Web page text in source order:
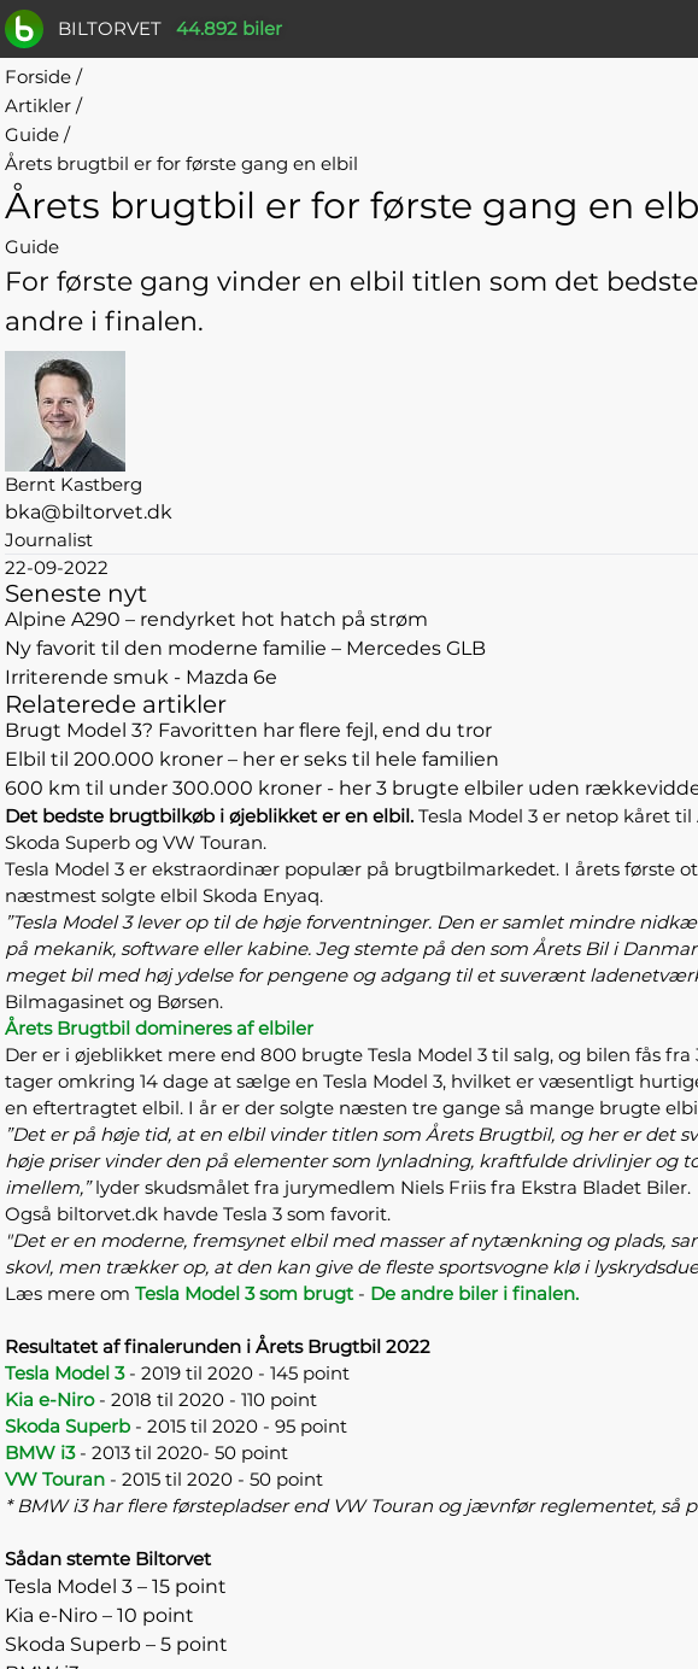
BILTORVET 44.892 biler
Forside /
Artikler /
Guide /
Årets brugtbil er for første gang en elbil
Årets brugtbil er for første gang en
Guide
For første gang vinder en elbil titlen som det
andre i finalen.
Bernt Kastberg
bka@biltorvet.dk
Journalist
22-09-2022
Seneste nyt
Alpine A290 – rendyrket hot hatch på strøm
Ny favorit til den moderne familie – Mercedes GLB
Irriterende smuk - Mazda 6e
Relaterede artikler
Brugt Model 3? Favoritten har flere fejl, end du tror
Elbil til 200.000 kroner – her er seks til hele familien
600 km til under 300.000 kroner - her 3 brugte elbiler uden
Det bedste brugtbilkøb i øjeblikket er en elbil. Tesla Model 3 er netop kåret
Skoda Superb og VW Touran.
Tesla Model 3 er ekstraordinær populær på brugtbilmarkedet. I årets første
næstmest solgte elbil Skoda Enyaq.
”Tesla Model 3 lever op til de høje forventninger. Den er samlet mindre
på mekanik, software eller kabine. Jeg stemte på den som Årets Bil i
meget bil med høj ydelse for pengene og adgang til et suverænt
Bilmagasinet og Børsen.
Årets Brugtbil domineres af elbiler
Der er i øjeblikket mere end 800 brugte Tesla Model 3 til salg, og bilen fås
tager omkring 14 dage at sælge en Tesla Model 3, hvilket er væsentligt
en eftertragtet elbil. I år er der solgte næsten tre gange så mange brugte
”Det er på høje tid, at en elbil vinder titlen som Årets Brugtbil, og her er
høje priser vinder den på elementer som lynladning, kraftfulde drivlinjer
imellem,”lyder skudsmålet fra jurymedlem Niels Friis fra Ekstra Bladet Biler.
Også biltorvet.dk havde Tesla 3 som favorit.
"Det er en moderne, fremsynet elbil med masser af nytænkning og plads,
skovl, men trækker op, at den kan give de fleste sportsvogne klø i
Læs mere om Tesla Model 3 som brugt- De andre biler i finalen.
Resultatet af finalerunden i Årets Brugtbil 2022
Tesla Model 3- 2019 til 2020 - 145 point
Kia e-Niro- 2018 til 2020 - 110 point
Skoda Superb - 2015 til 2020 - 95 point
BMW i3- 2013 til 2020- 50 point
VW Touran - 2015 til 2020 - 50 point
* BMW i3 har flere førstepladser end VW Touran og jævnfør reglementet, så
Sådan stemte Biltorvet
Tesla Model 3 – 15 point
Kia e-Niro – 10 point
Skoda Superb – 5 point